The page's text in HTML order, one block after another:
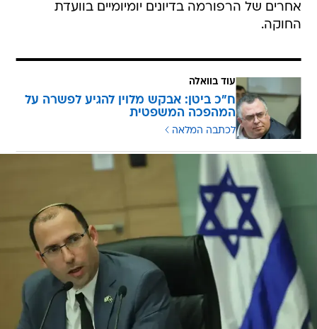
אחרים של הרפורמה בדיונים יומיומיים בוועדת
החוקה.
עוד בוואלה
ח"כ ביטן: אבקש מלוין להגיע לפשרה על
המהפכה המשפטית
לכתבה המלאה